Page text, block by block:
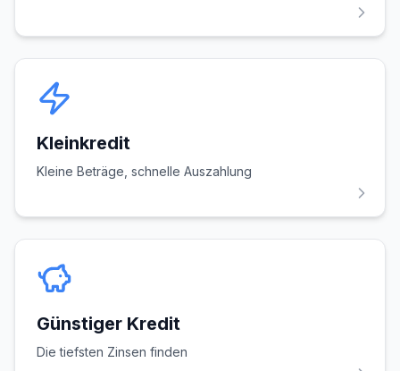
Kleinkredit
Kleine Beträge, schnelle Auszahlung
Günstiger Kredit
Die tiefsten Zinsen finden